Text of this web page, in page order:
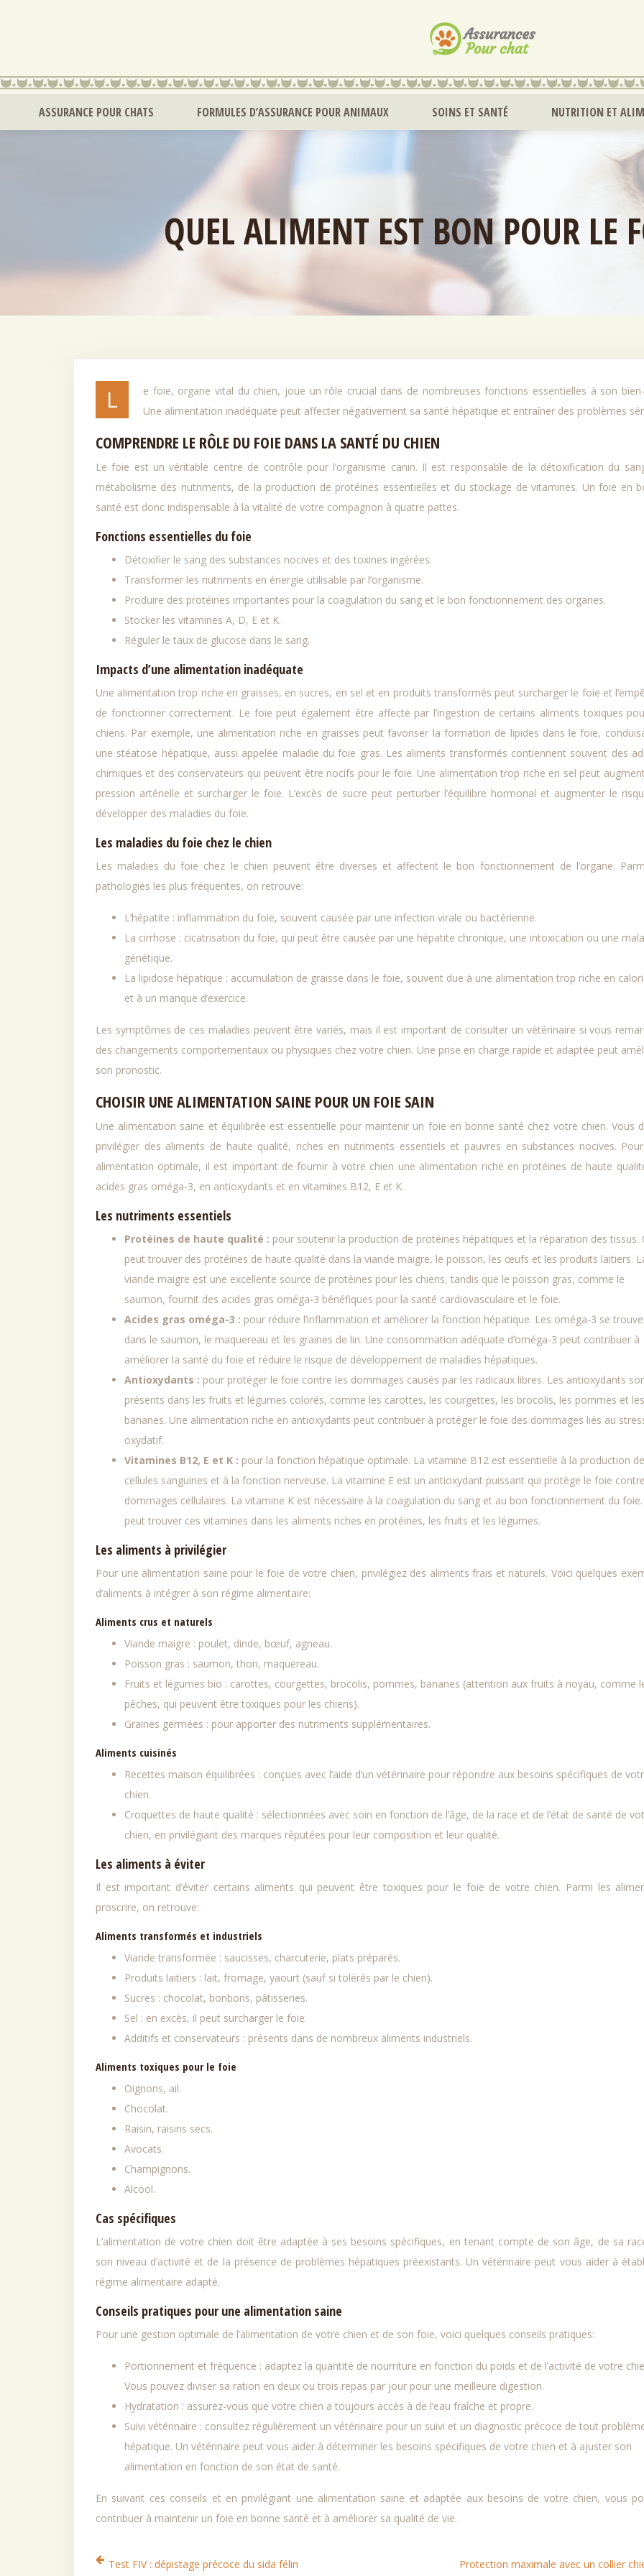
ASSURANCE POUR CHATS FORMULES D’ASSURANCE POUR ANIMAUX SOINS ET SANTÉ NUTRITION ET
QUEL ALIMENT EST BON POUR LE
Le foie, organe vital du chien, joue un rôle crucial dans de nombreuses fonctions essentielles à son bien-être. Une alimentation inadéquate peut affecter négativement sa santé hépatique et entraîner des problèmes
COMPRENDRE LE RÔLE DU FOIE DANS LA SANTÉ DU CHIEN
Le foie est un véritable centre de contrôle pour l’organisme canin. Il est responsable de la détoxification du
métabolisme des nutriments, de la production de protéines essentielles et du stockage de vitamines. Un foie en
santé est donc indispensable à la vitalité de votre compagnon à quatre pattes.
Fonctions essentielles du foie
Détoxifier le sang des substances nocives et des toxines ingérées.
Transformer les nutriments en énergie utilisable par l’organisme.
Produire des protéines importantes pour la coagulation du sang et le bon fonctionnement des organes.
Stocker les vitamines A, D, E et K.
Réguler le taux de glucose dans le sang.
Impacts d’une alimentation inadéquate
Une alimentation trop riche en graisses, en sucres, en sel et en produits transformés peut surcharger le foie et
de fonctionner correctement. Le foie peut également être affecté par l’ingestion de certains aliments toxiques
chiens. Par exemple, une alimentation riche en graisses peut favoriser la formation de lipides dans le foie,
une stéatose hépatique, aussi appelée maladie du foie gras. Les aliments transformés contiennent souvent des
chimiques et des conservateurs qui peuvent être nocifs pour le foie. Une alimentation trop riche en sel peut
pression artérielle et surcharger le foie. L’excès de sucre peut perturber l’équilibre hormonal et augmenter le
développer des maladies du foie.
Les maladies du foie chez le chien
Les maladies du foie chez le chien peuvent être diverses et affectent le bon fonctionnement de l’organe.
pathologies les plus fréquentes, on retrouve:
L’hépatite : inflammation du foie, souvent causée par une infection virale ou bactérienne.
La cirrhose : cicatrisation du foie, qui peut être causée par une hépatite chronique, une intoxication ou une
génétique.
La lipidose hépatique : accumulation de graisse dans le foie, souvent due à une alimentation trop riche en
et à un manque d’exercice.
Les symptômes de ces maladies peuvent être variés, mais il est important de consulter un vétérinaire si vous
des changements comportementaux ou physiques chez votre chien. Une prise en charge rapide et adaptée peut
son pronostic.
CHOISIR UNE ALIMENTATION SAINE POUR UN FOIE SAIN
Une alimentation saine et équilibrée est essentielle pour maintenir un foie en bonne santé chez votre chien. Vous
privilégier des aliments de haute qualité, riches en nutriments essentiels et pauvres en substances nocives.
alimentation optimale, il est important de fournir à votre chien une alimentation riche en protéines de haute
acides gras oméga-3, en antioxydants et en vitamines B12, E et K.
Les nutriments essentiels
Protéines de haute qualité : pour soutenir la production de protéines hépatiques et la réparation des tissus.
peut trouver des protéines de haute qualité dans la viande maigre, le poisson, les œufs et les produits laitiers.
viande maigre est une excellente source de protéines pour les chiens, tandis que le poisson gras, comme le
saumon, fournit des acides gras oméga-3 bénéfiques pour la santé cardiovasculaire et le foie.
Acides gras oméga-3 : pour réduire l’inflammation et améliorer la fonction hépatique. Les oméga-3 se
dans le saumon, le maquereau et les graines de lin. Une consommation adéquate d’oméga-3 peut contribuer à
améliorer la santé du foie et réduire le risque de développement de maladies hépatiques.
Antioxydants : pour protéger le foie contre les dommages causés par les radicaux libres. Les antioxydants
présents dans les fruits et légumes colorés, comme les carottes, les courgettes, les brocolis, les pommes et les
bananes. Une alimentation riche en antioxydants peut contribuer à protéger le foie des dommages liés au
oxydatif.
Vitamines B12, E et K : pour la fonction hépatique optimale. La vitamine B12 est essentielle à la production de
cellules sanguines et à la fonction nerveuse. La vitamine E est un antioxydant puissant qui protège le foie
dommages cellulaires. La vitamine K est nécessaire à la coagulation du sang et au bon fonctionnement du foie.
peut trouver ces vitamines dans les aliments riches en protéines, les fruits et les légumes.
Les aliments à privilégier
Pour une alimentation saine pour le foie de votre chien, privilégiez des aliments frais et naturels. Voici quelques
d’aliments à intégrer à son régime alimentaire:
Aliments crus et naturels
Viande maigre : poulet, dinde, bœuf, agneau.
Poisson gras : saumon, thon, maquereau.
Fruits et légumes bio : carottes, courgettes, brocolis, pommes, bananes (attention aux fruits à noyau, comme
pêches, qui peuvent être toxiques pour les chiens).
Graines germées : pour apporter des nutriments supplémentaires.
Aliments cuisinés
Recettes maison équilibrées : conçues avec l’aide d’un vétérinaire pour répondre aux besoins spécifiques de
chien.
Croquettes de haute qualité : sélectionnées avec soin en fonction de l’âge, de la race et de l’état de santé de
chien, en privilégiant des marques réputées pour leur composition et leur qualité.
Les aliments à éviter
Il est important d’éviter certains aliments qui peuvent être toxiques pour le foie de votre chien. Parmi les
proscrire, on retrouve:
Aliments transformés et industriels
Viande transformée : saucisses, charcuterie, plats préparés.
Produits laitiers : lait, fromage, yaourt (sauf si tolérés par le chien).
Sucres : chocolat, bonbons, pâtisseries.
Sel : en excès, il peut surcharger le foie.
Additifs et conservateurs : présents dans de nombreux aliments industriels.
Aliments toxiques pour le foie
Oignons, ail.
Chocolat.
Raisin, raisins secs.
Avocats.
Champignons.
Alcool.
Cas spécifiques
L’alimentation de votre chien doit être adaptée à ses besoins spécifiques, en tenant compte de son âge, de sa
son niveau d’activité et de la présence de problèmes hépatiques préexistants. Un vétérinaire peut vous aider à
régime alimentaire adapté.
Conseils pratiques pour une alimentation saine
Pour une gestion optimale de l’alimentation de votre chien et de son foie, voici quelques conseils pratiques:
Portionnement et fréquence : adaptez la quantité de nourriture en fonction du poids et de l’activité de votre
Vous pouvez diviser sa ration en deux ou trois repas par jour pour une meilleure digestion.
Hydratation : assurez-vous que votre chien a toujours accès à de l’eau fraîche et propre.
Suivi vétérinaire : consultez régulièrement un vétérinaire pour un suivi et un diagnostic précoce de tout
hépatique. Un vétérinaire peut vous aider à déterminer les besoins spécifiques de votre chien et à ajuster son
alimentation en fonction de son état de santé.
En suivant ces conseils et en privilégiant une alimentation saine et adaptée aux besoins de votre chien, vous
contribuer à maintenir un foie en bonne santé et à améliorer sa qualité de vie.
Test FIV : dépistage précoce du sida félin Protection maximale avec un collier